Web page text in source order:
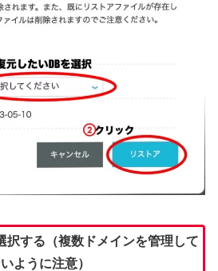
択する（複数ドメインを管理して
ように注意）